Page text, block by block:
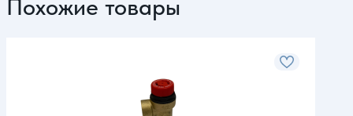
Похожие товары